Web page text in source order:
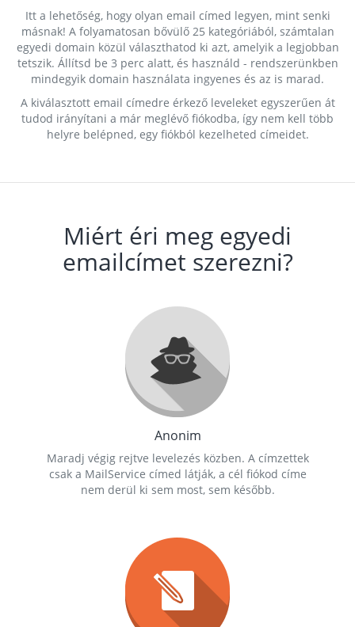
Itt a lehetőség, hogy olyan email címed legyen, mint senki
másnak! A folyamatosan bővülő 25 kategóriából, számtalan
egyedi domain közül választhatod ki azt, amelyik a legjobban
tetszik. Állítsd be 3 perc alatt, és használd - rendszerünkben
mindegyik domain használata ingyenes és az is marad.
A kiválasztott email címedre érkező leveleket egyszerűen át
tudod irányítani a már meglévő fiókodba, így nem kell több
helyre belépned, egy fiókból kezelheted címeidet.
Miért éri meg egyedi
emailcímet szerezni?
Anonim
Maradj végig rejtve levelezés közben. A címzettek
csak a MailService címed látják, a cél fiókod címe
nem derül ki sem most, sem később.